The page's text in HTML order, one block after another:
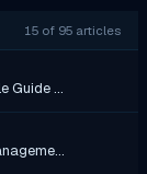
15 of 95 articles
Guide …